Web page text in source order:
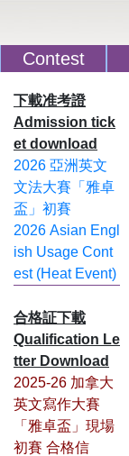
Contest
下載准考證
Admission tick
et download
2026 亞洲英文
文法大賽「雅卓
盃」初賽
2026 Asian Engl
ish Usage Cont
est (Heat Event)
合格証下載
Qualification Le
tter Download
2025-26 加拿大
英文寫作大賽
「雅卓盃」現場
初賽 合格信